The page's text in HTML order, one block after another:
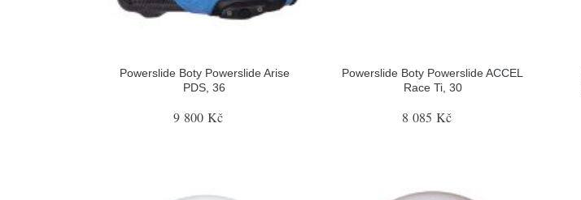
Powerslide Boty Powerslide Arise
PDS, 36
9 800 Kč
Powerslide Boty Powerslide ACCEL
Race Ti, 30
8 085 Kč